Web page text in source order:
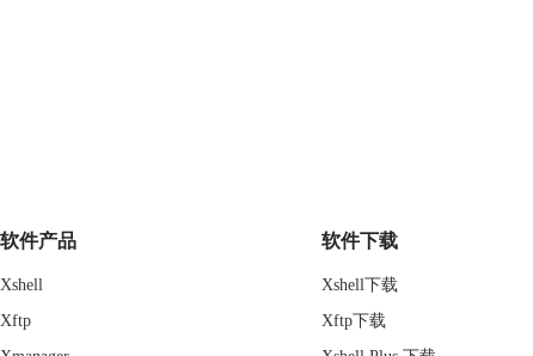
软件产品
Xshell
Xftp
软件下载
Xshell下载
Xftp下载